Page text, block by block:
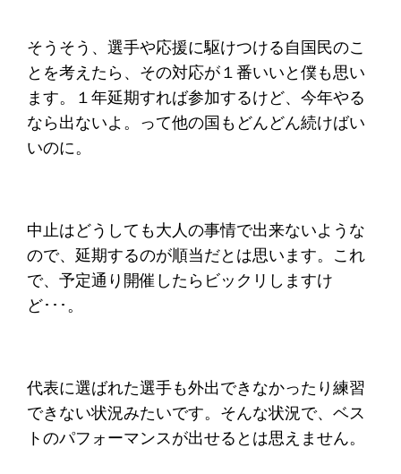
そうそう、選手や応援に駆けつける自国民のこ
とを考えたら、その対応が１番いいと僕も思い
ます。１年延期すれば参加するけど、今年やる
なら出ないよ。って他の国もどんどん続けばい
いのに。
中止はどうしても大人の事情で出来ないような
ので、延期するのが順当だとは思います。これ
で、予定通り開催したらビックリしますけ
ど･･･。
代表に選ばれた選手も外出できなかったり練習
できない状況みたいです。そんな状況で、ベス
トのパフォーマンスが出せるとは思えません。